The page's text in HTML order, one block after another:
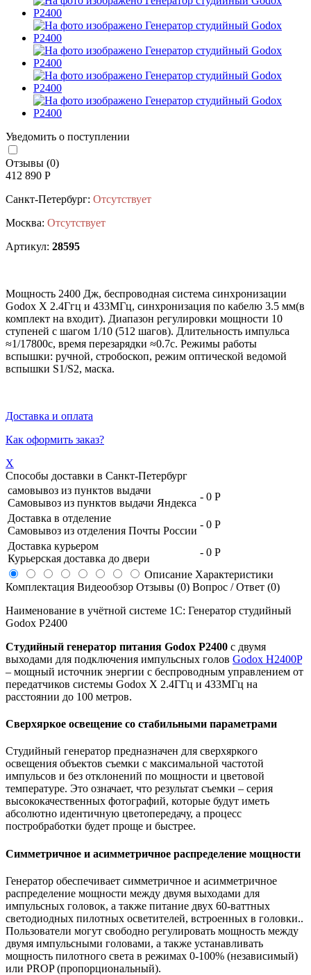
Уведомить о поступлении
Отзывы (0)
412 890 Р
Санкт-Петербург: Отсутствует
Москва: Отсутствует
Артикул: 28595
Мощность 2400 Дж, беспроводная система синхронизации
Godox X 2.4Ггц и 433МГц, синхронизация по кабелю 3.5 мм(в
комплект на входит). Диапазон регулировки мощности 10
ступеней с шагом 1/10 (512 шагов). Длительность импульса
≈1/17800с, время перезарядки ≈0.7с. Режимы работы
вспышки: ручной, стробоскоп, режим оптической ведомой
вспышки S1/S2, маска.
Доставка и оплата
Как оформить заказ?
X
Способы доставки в Санкт-Петербург
самовывоз из пунктов выдачи
Самовывоз из пунктов выдачи Яндекса
- 0 Р
Доставка в отделение
Самовывоз из отделения Почты России
- 0 Р
Доставка курьером
Курьерская доставка до двери
- 0 Р
Описание Характеристики
Комплектация Видеообзор Отзывы (0) Вопрос / Ответ (0)
Наименование в учётной системе 1С: Генератор студийный
Godox P2400
Студийный генератор питания Godox P2400 с двумя
выходами для подключения импульсных голов Godox H2400P
– мощный источник энергии с беспроводным управлением от
передатчиков системы Godox X 2.4ГГц и 433МГц на
расстоянии до 100 метров.
Сверхяркое освещение со стабильными параметрами
Студийный генератор предназначен для сверхяркого
освещения объектов съемки с максимальной частотой
импульсов и без отклонений по мощности и цветовой
температуре. Это означает, что результат съемки – серия
высококачественных фотографий, которые будут иметь
абсолютно идентичную цветопередачу, а процесс
постробработки будет проще и быстрее.
Симметричное и асимметричное распределение мощности
Генератор обеспечивает симметричное и асимметричное
распределение мощности между двумя выходами для
импульсных головок, а также питание двух 60-ваттных
светодиодных пилотных осветителей, встроенных в головки..
Пользователи могут свободно регулировать мощность между
двумя импульсными головами, а также устанавливать
мощность пилотного света в режимах 0-100% (независимый)
или PROP (пропорциональный).